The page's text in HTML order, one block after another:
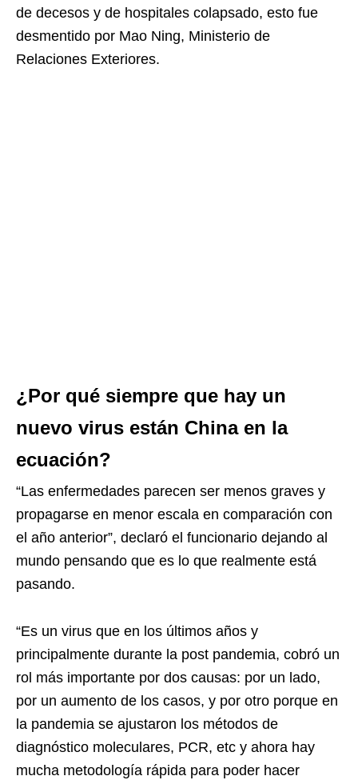
de decesos y de hospitales colapsado, esto fue
desmentido por Mao Ning, Ministerio de
Relaciones Exteriores.
¿Por qué siempre que hay un
nuevo virus están China en la
ecuación?
“Las enfermedades parecen ser menos graves y
propagarse en menor escala en comparación con
el año anterior”, declaró el funcionario dejando al
mundo pensando que es lo que realmente está
pasando.
“Es un virus que en los últimos años y
principalmente durante la post pandemia, cobró un
rol más importante por dos causas: por un lado,
por un aumento de los casos, y por otro porque en
la pandemia se ajustaron los métodos de
diagnóstico moleculares, PCR, etc y ahora hay
mucha metodología rápida para poder hacer